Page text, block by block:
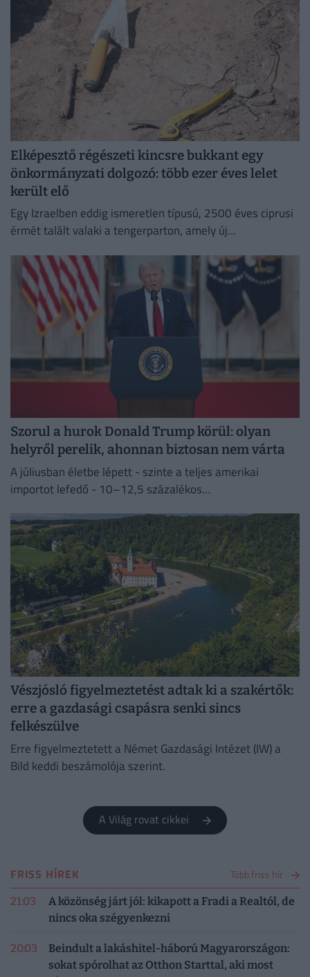
Elképesztő régészeti kincsre bukkant egy
önkormányzati dolgozó: több ezer éves lelet
került elő
Egy Izraelben eddig ismeretlen típusú, 2500 éves ciprusi
érmét talált valaki a tengerparton, amely új
kereskedelemről.
Szorul a hurok Donald Trump körül: olyan
helyről perelik, ahonnan biztosan nem várta
A júliusban életbe lépett - szinte a teljes amerikai
importot lefedő - 10–12,5 százalékos
fellépéssel indokolja.
Vészjósló figyelmeztetést adtak ki a szakértők:
erre a gazdasági csapásra senki sincs
felkészülve
Erre figyelmeztetett a Német Gazdasági Intézet (IW) a
Bild keddi beszámolója szerint.
A Világ rovat cikkei
FRISS HÍREK Több friss hír
21:03
A közönség járt jól: kikapott a Fradi a Realtól, de
nincs oka szégyenkezni
20:03
Beindult a lakáshitel-háború Magyarországon:
sokat spórolhat az Otthon Starttal, aki most